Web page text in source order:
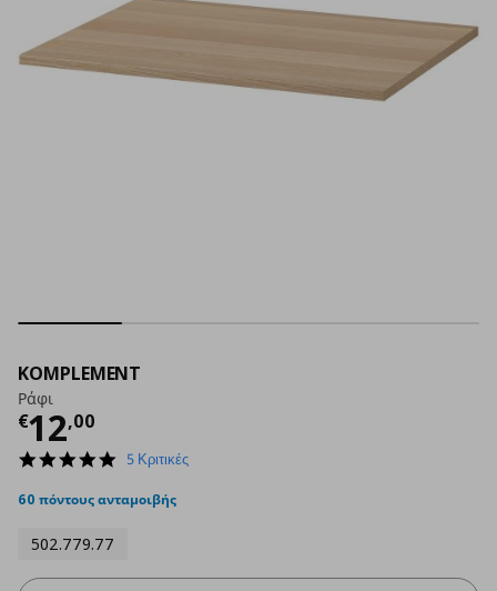
KOMPLEMENT
Ράφι
€12,00
Τρέχουσα τιμή
4.8
rating
5 Κριτικές
60 πόντους ανταμοιβής
502.779.77